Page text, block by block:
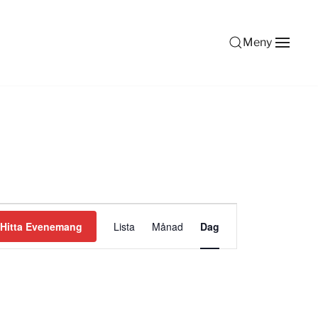
Meny
Hitta Evenemang
vynavigering
Lista Månad Dag